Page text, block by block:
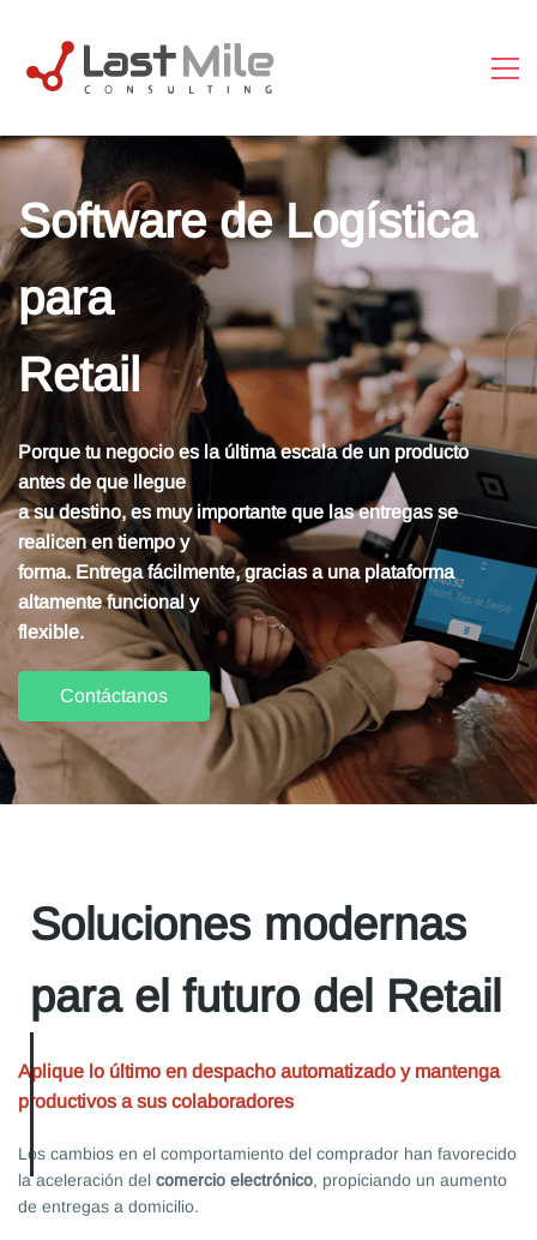
Software de Logística
para
Retail
Porque tu negocio es la última escala de un producto
antes de que llegue
a su destino, es muy importante que las entregas se
realicen en tiempo y
forma.Entrega fácilmente,gracias a una plataforma
altamente funcional y
flexible.
Contáctanos
Soluciones modernas
para el futuro del Retail
Aplique lo último en despacho automatizado y mantenga
productivos a sus colaboradores
Los cambios en el comportamiento del comprador han favorecido
la aceleración del comercio electrónico, propiciando un aumento
de entregas a domicilio.
PakeT · Lastmile
En línea